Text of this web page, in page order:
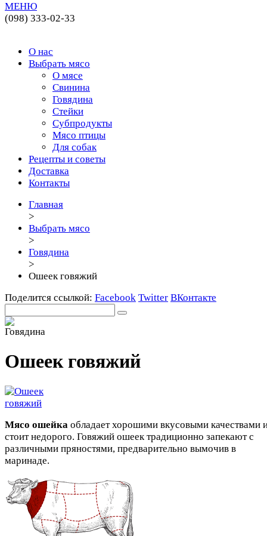
МЕНЮ
(098) 333-02-33
О нас
Выбрать мясо
О мясе
Свинина
Говядина
Стейки
Субпродукты
Мясо птицы
Для собак
Рецепты и советы
Доставка
Контакты
Главная
>
Выбрать мясо
>
Говядина
>
Ошеек говяжий
Поделится ссылкой: Facebook Twitter ВКонтакте
Ошеек говяжий
Мясо ошейка обладает хорошими вкусовыми качествами
стоит недорого. Говяжий ошеек традиционно запекают с
различными пряностями, предварительно вымочив в
маринаде.